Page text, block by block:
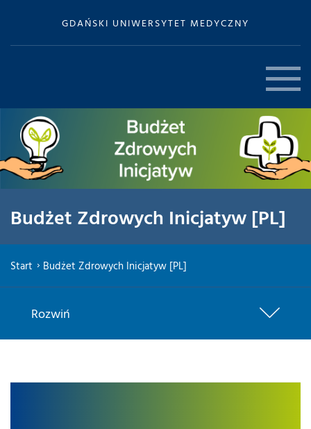
GDAŃSKI UNIWERSYTET MEDYCZNY
Budżet Zdrowych Inicjatyw [PL]
Start Budżet Zdrowych Inicjatyw [PL]
Rozwiń